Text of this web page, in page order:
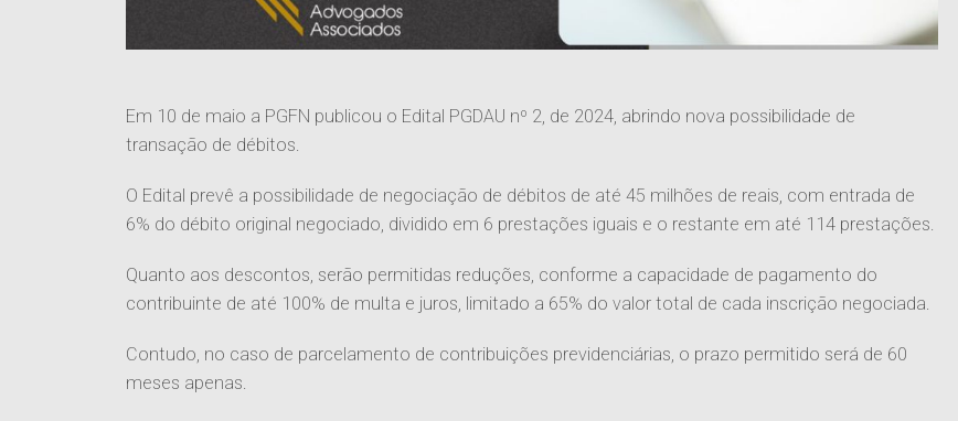
Em 10 de maio a PGFN publicou o Edital PGDAU nº 2, de 2024, abrindo nova possibilidade de
transação de débitos.
O Edital prevê a possibilidade de negociação de débitos de até 45 milhões de reais, com entrada de
6% do débito original negociado, dividido em 6 prestações iguais e o restante em até 114 prestações.
Quanto aos descontos, serão permitidas reduções, conforme a capacidade de pagamento do
contribuinte de até 100% de multa e juros, limitado a 65% do valor total de cada inscrição negociada.
Contudo, no caso de parcelamento de contribuições previdenciárias, o prazo permitido será de 60
meses apenas.